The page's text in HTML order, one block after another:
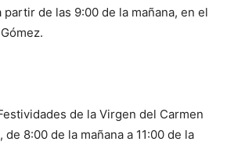
partir de las 9:00 de la mañana, en el
de la Virgen del Carmen
8:00 de la mañana a 11:00 de la